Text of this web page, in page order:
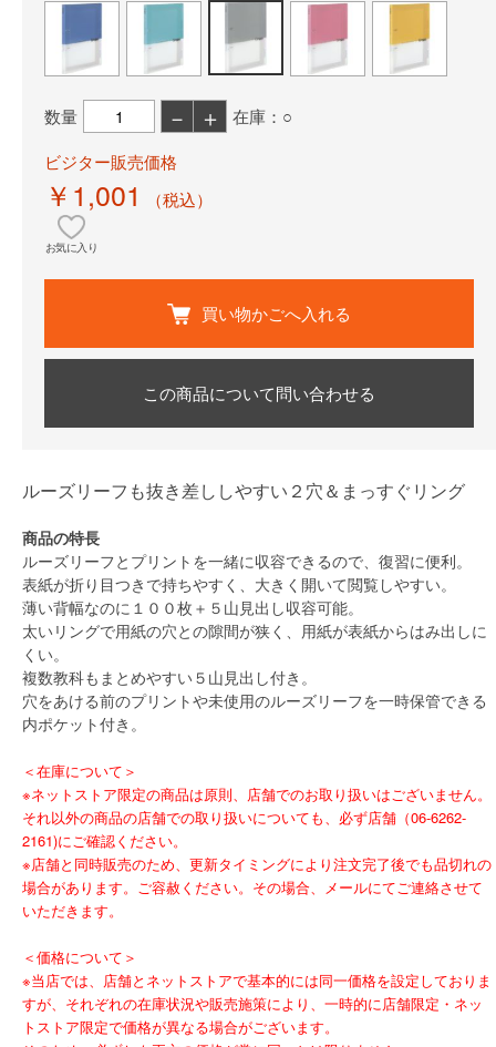
数量 － ＋
在庫：○
ビジター販売価格
￥1,001 （税込）
お気に入り
買い物かごへ入れる
この商品について問い合わせる
ルーズリーフも抜き差ししやすい２穴＆まっすぐリング
商品の特長
ルーズリーフとプリントを一緒に収容できるので、復習に便利。
表紙が折り目つきで持ちやすく、大きく開いて閲覧しやすい。
薄い背幅なのに１００枚＋５山見出し収容可能。
太いリングで用紙の穴との隙間が狭く、用紙が表紙からはみ出しに
くい。
複数教科もまとめやすい５山見出し付き。
穴をあける前のプリントや未使用のルーズリーフを一時保管できる
内ポケット付き。
＜在庫について＞
※ネットストア限定の商品は原則、店舗でのお取り扱いはございません。
それ以外の商品の店舗での取り扱いについても、必ず店舗（06-6262-
2161)にご確認ください。
※店舗と同時販売のため、更新タイミングにより注文完了後でも品切れの
場合があります。ご容赦ください。その場合、メールにてご連絡させて
いただきます。
＜価格について＞
※当店では、店舗とネットストアで基本的には同一価格を設定しておりま
すが、それぞれの在庫状況や販売施策により、一時的に店舗限定・ネッ
トストア限定で価格が異なる場合がございます。